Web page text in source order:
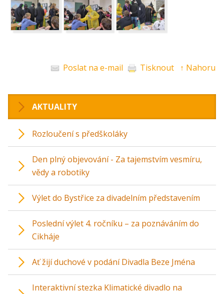
Poslat na e-mail Tisknout ↑ Nahoru
AKTUALITY
Rozloučení s předškoláky
Den plný objevování - Za tajemstvím vesmíru,
vědy a robotiky
Výlet do Bystřice za divadelním představením
Poslední výlet 4. ročníku – za poznáváním do
Cikháje
Ať žijí duchové v podání Divadla Beze Jména
Interaktivní stezka Klimatické divadlo na